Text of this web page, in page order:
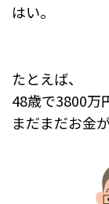
はい。
たとえば、
48歳で3800万
まだまだお金